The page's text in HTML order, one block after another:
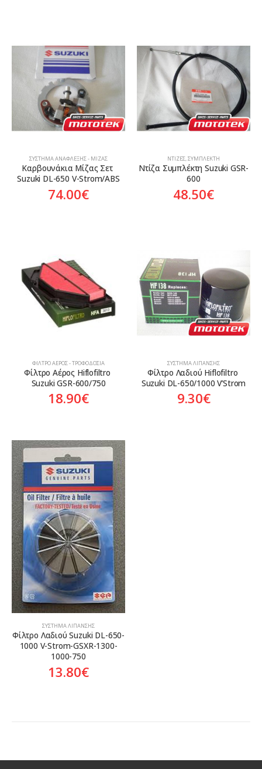
ΣΎΣΤΗΜΑ ΑΝΆΦΛΕΞΗΣ - ΜΊΖΑΣ
Καρβουνάκια Μίζας Σετ
Suzuki DL-650 V-Strom/ABS
74.00€
ΝΤΊΖΕΣ,ΣΥΜΠΛΈΚΤΗ
Ντίζα Συμπλέκτη Suzuki GSR-
600
48.50€
ΦΊΛΤΡΟ ΑΈΡΟΣ - ΤΡΟΦΟΔΟΣΊΑ
Φίλτρο Αέρος Hiflofiltro
Suzuki GSR-600/750
18.90€
ΣΎΣΤΗΜΑ ΛΊΠΑΝΣΗΣ
Φίλτρο Λαδιού Hiflofiltro
Suzuki DL-650/1000 V’Strom
9.30€
ΣΎΣΤΗΜΑ ΛΊΠΑΝΣΗΣ
Φίλτρο Λαδιού Suzuki DL-650-
1000 V-Strom-GSXR-1300-
1000-750
13.80€